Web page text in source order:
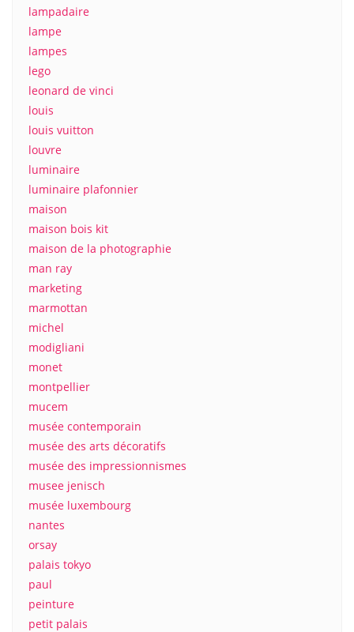
lampadaire
lampe
lampes
lego
leonard de vinci
louis
louis vuitton
louvre
luminaire
luminaire plafonnier
maison
maison bois kit
maison de la photographie
man ray
marketing
marmottan
michel
modigliani
monet
montpellier
mucem
musée contemporain
musée des arts décoratifs
musée des impressionnismes
musee jenisch
musée luxembourg
nantes
orsay
palais tokyo
paul
peinture
petit palais